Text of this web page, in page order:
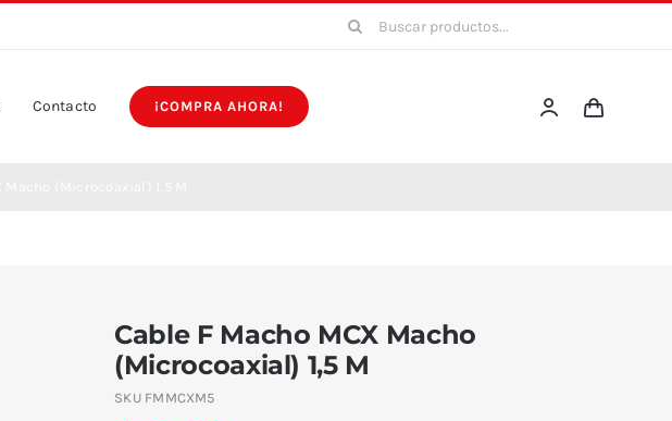
Buscar:
Contacto ¡COMPRA AHORA!
Cable F Macho MCX Macho
(Microcoaxial) 1,5 M
SKU FMMCXM5